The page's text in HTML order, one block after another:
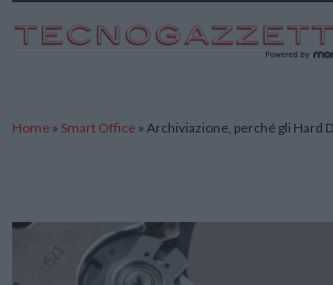
Home » Smart Office »Archiviazione, perché gli Hard